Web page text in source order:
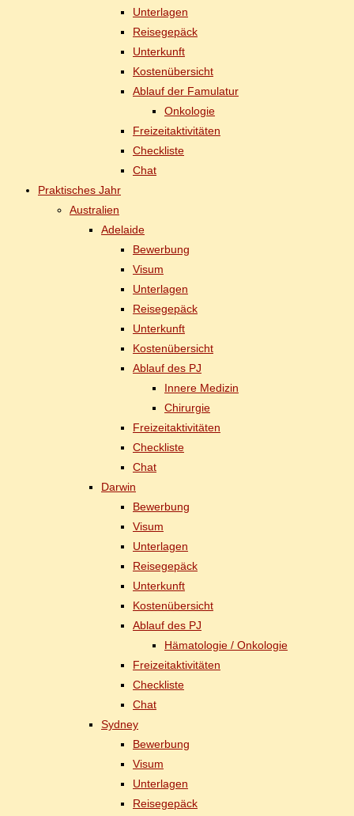
Un­ter­la­gen
Rei­se­ge­päck
Un­ter­kunft
Kos­ten­über­sicht
Ab­lauf der Famulatur
On­ko­lo­gie
Frei­zeit­ak­ti­vi­tä­ten
Check­lis­te
Chat
Prak­ti­sches Jahr
Aus­tra­li­en
Ade­lai­de
Be­wer­bung
Vi­sum
Un­ter­la­gen
Rei­se­ge­päck
Un­ter­kunft
Kos­ten­über­sicht
Ab­lauf des PJ
In­ne­re Medizin
Chir­ur­gie
Frei­zeit­ak­ti­vi­tä­ten
Check­lis­te
Chat
Dar­win
Be­wer­bung
Vi­sum
Un­ter­la­gen
Rei­se­ge­päck
Un­ter­kunft
Kos­ten­über­sicht
Ab­lauf des PJ
Hä­ma­to­lo­gie / Onkologie
Frei­zeit­ak­ti­vi­tä­ten
Check­lis­te
Chat
Syd­ney
Be­wer­bung
Vi­sum
Un­ter­la­gen
Rei­se­ge­päck